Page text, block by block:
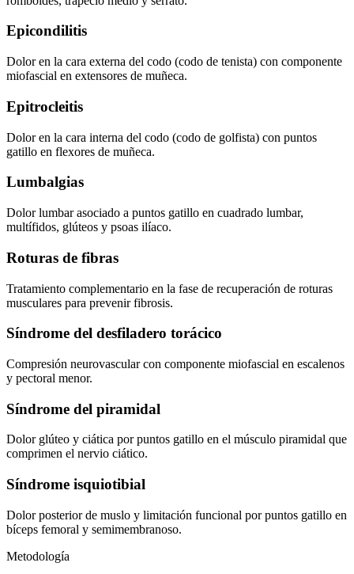
Epicondilitis
Dolor en la cara externa del codo (codo de tenista) con componente
miofascial en extensores de muñeca.
Epitrocleitis
Dolor en la cara interna del codo (codo de golfista) con puntos
gatillo en flexores de muñeca.
Lumbalgias
Dolor lumbar asociado a puntos gatillo en cuadrado lumbar,
multífidos, glúteos y psoas ilíaco.
Roturas de fibras
Tratamiento complementario en la fase de recuperación de roturas
musculares para prevenir fibrosis.
Síndrome del desfiladero torácico
Compresión neurovascular con componente miofascial en escalenos
y pectoral menor.
Síndrome del piramidal
Dolor glúteo y ciática por puntos gatillo en el músculo piramidal que
comprimen el nervio ciático.
Síndrome isquiotibial
Dolor posterior de muslo y limitación funcional por puntos gatillo en
bíceps femoral y semimembranoso.
Metodología